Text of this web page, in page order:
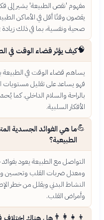
مفهوم 'نقص الطبيعة' يشير إلى
يقضون وقتًا أقل في الأماكن
صحية ونفسية، بما في ذلك
🧠كيف يؤثر قضاء الوقت في
يساهم قضاء الوقت في الطبيعة
فهو يساعد على تقليل مستويات
بالراحة والسلام الداخلي. كما
الأفكار السلبية.
💪ما هي الفوائد الجسدية
الطبيعية؟
التواصل مع الطبيعة يعود
ومعدل ضربات القلب وتحسين
النشاط البدني ويقلل من خطر
وأمراض القلب.
👨‍👩‍👧‍👦